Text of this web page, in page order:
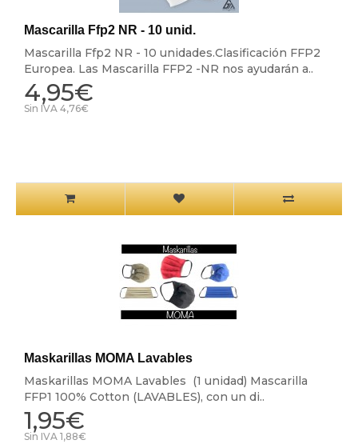
Mascarilla Ffp2 NR - 10 unid.
Mascarilla Ffp2 NR - 10 unidades.Clasificación FFP2
Europea. Las Mascarilla FFP2 -NR nos ayudarán a..
4,95€
Sin IVA 4,76€
Maskarillas MOMA Lavables
Maskarillas MOMA Lavables (1 unidad) Mascarilla
FFP1 100% Cotton (LAVABLES), con un di..
1,95€
Sin IVA 1,88€